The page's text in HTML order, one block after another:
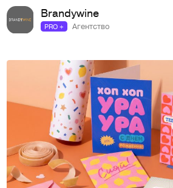
Brandywine
PRO + Агентство